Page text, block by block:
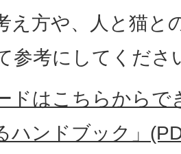
え方や、人と猫と
参考にしてくださ
ドはこちらからで
ハンドブック」